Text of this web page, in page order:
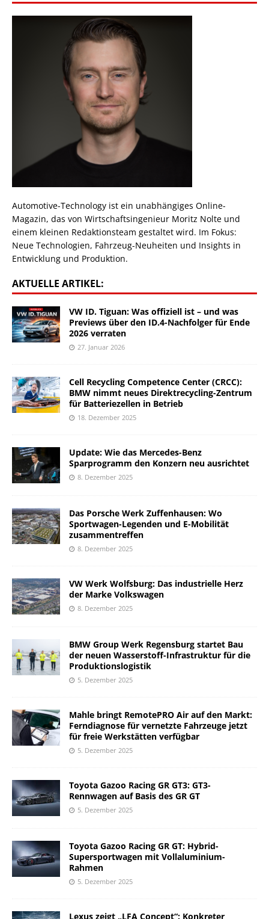
Automotive-Technology ist ein unabhängiges Online-
Magazin, das von Wirtschaftsingenieur Moritz Nolte und
einem kleinen Redaktionsteam gestaltet wird. Im Fokus:
Neue Technologien, Fahrzeug-Neuheiten und Insights in
Entwicklung und Produktion.
AKTUELLE ARTIKEL:
VW ID. Tiguan: Was offiziell ist – und was
Previews über den ID.4-Nachfolger für Ende
2026 verraten
27. Januar 2026
Cell Recycling Competence Center (CRCC):
BMW nimmt neues Direktrecycling-Zentrum
für Batteriezellen in Betrieb
18. Dezember 2025
Update: Wie das Mercedes-Benz
Sparprogramm den Konzern neu ausrichtet
8. Dezember 2025
Das Porsche Werk Zuffenhausen: Wo
Sportwagen-Legenden und E-Mobilität
zusammentreffen
8. Dezember 2025
VW Werk Wolfsburg: Das industrielle Herz
der Marke Volkswagen
8. Dezember 2025
BMW Group Werk Regensburg startet Bau
der neuen Wasserstoff-Infrastruktur für die
Produktionslogistik
5. Dezember 2025
Mahle bringt RemotePRO Air auf den Markt:
Ferndiagnose für vernetzte Fahrzeuge jetzt
für freie Werkstätten verfügbar
5. Dezember 2025
Toyota Gazoo Racing GR GT3: GT3-
Rennwagen auf Basis des GR GT
5. Dezember 2025
Toyota Gazoo Racing GR GT: Hybrid-
Supersportwagen mit Vollaluminium-
Rahmen
5. Dezember 2025
Lexus zeigt „LFA Concept“: Konkreter